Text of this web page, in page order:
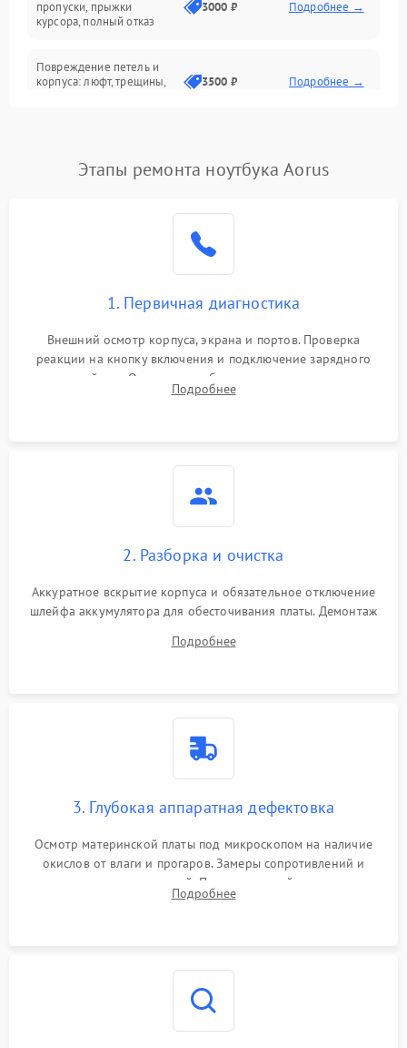
пропуски, прыжки
курсора, полный отказ
3000 ₽ Подробнее →
Повреждение петель и
корпуса: люфт, трещины,
3500 ₽ Подробнее →
невозможность зарядки,
2500 ₽ Подробнее →
2000 ₽
Перегрев из‑за пыли,
неисправности кулера
Выход из строя SSD или
HDD: медленная загрузка,
2000 ₽
Проблемы Wi‑Fi или
Этапы ремонта ноутбука Aorus
1. Первичная диагностика
Внешний осмотр корпуса, экрана и портов. Проверка
реакции на кнопку включения и подключение зарядного
устройства. Оценка потребления тока с помощью
лабораторного блока питания для локализации проблемы.
Подробнее
2. Разборка и очистка
Аккуратное вскрытие корпуса и обязательное отключение
шлейфа аккумулятора для обесточивания платы. Демонтаж
высохшей термопасты с кристаллов чипов.
Подробнее
3. Глубокая аппаратная дефектовка
Осмотр материнской платы под микроскопом на наличие
окислов от влаги и прогаров. Замеры сопротивлений и
дежурных напряжений. Проверка цепей питания,
мультиконтроллера, процессора и видеочипа.
Подробнее